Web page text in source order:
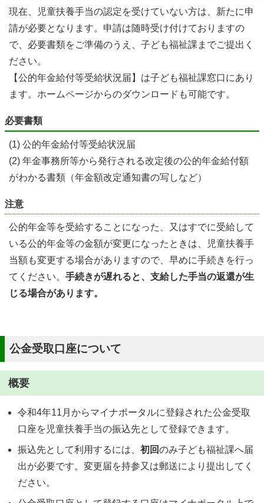
現在、児童扶養手当の認定を受けていない方は、新たに申
請が必要となります。申請は随時受け付けておりますの
で、必要書類をご準備のうえ、子ども福祉課までご提出く
ださい。
【公的年金給付等受給状況届】は子ども福祉課窓口にあり
ます。ホームページからのダウンロードも可能です。
必要書類
(1) 公的年金給付等受給状況届
(2) 年金事務所等から発行される改定後の公的年金給付額
がわかる書類（年金額改定通知書の写しなど）
注意
公的年金等を受給することになった、又はすでに受給して
いる公的年金等の金額が変更になったときは、児童扶養手
当額も変更する場合がありますので、早めに手続きを行っ
てください。 手続きが遅れると、支給した手当の返還が生
じる場合があります。
公金受取口座について
概要
令和4年11月からマイナポータルに登録された公金受取
口座を児童扶養手当の振込先として登録できます。
振込先として利用するには、 初回のみ子ども福祉課へ届
出が必要です。変更届を持参又は郵送により提出してく
ださい。